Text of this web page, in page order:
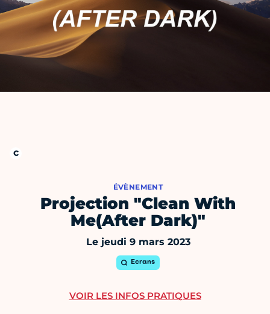
ÉVÈNEMENT
Projection "Clean With
Me(After Dark)"
Le jeudi 9 mars 2023
Ecrans
VOIR LES INFOS PRATIQUES